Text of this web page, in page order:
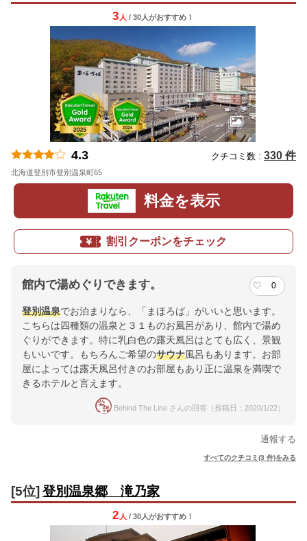
3 人 / 30人がおすすめ！
4.3 クチコミ数 : 330 件
北海道登別市登別温泉町65
料金を表示
割引クーポンをチェック
館内で湯めぐりできます。 0
登別温泉でお泊まりなら、「まほろば」がいいと思います。
こちらは四種類の温泉と３１ものお風呂があり、館内で湯め
ぐりができます。特に乳白色の露天風呂はとても広く、景観
もいいです。もちろんご希望のサウナ風呂もあります。お部
屋によっては露天風呂付きのお部屋もあり正に温泉を満喫で
きるホテルと言えます。
Behind The Line さんの回答（投稿日：2020/1/22）
通報する
すべてのクチコミ(3 件)をみる
[5位] 登別温泉郷 滝乃家
2 人 / 30人がおすすめ！